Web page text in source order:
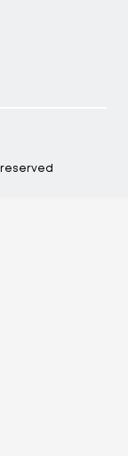
reserved